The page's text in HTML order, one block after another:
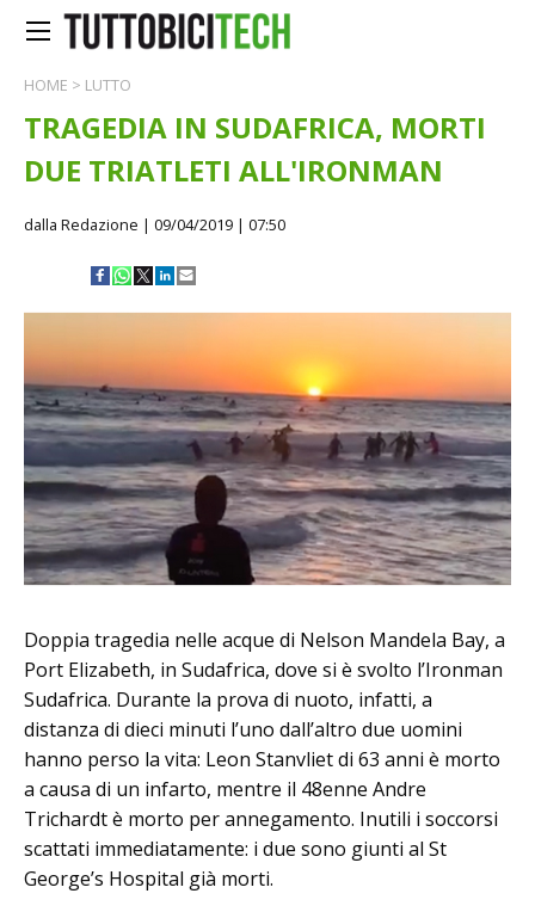
HOME > LUTTO
TRAGEDIA IN SUDAFRICA, MORTI
DUE TRIATLETI ALL'IRONMAN
dalla Redazione | 09/04/2019 | 07:50
Doppia tragedia nelle acque di Nelson Mandela Bay, a
Port Elizabeth, in Sudafrica, dove si è svolto l’Ironman
Sudafrica. Durante la prova di nuoto, infatti, a
distanza di dieci minuti l’uno dall’altro due uomini
hanno perso la vita: Leon Stanvliet di 63 anni è morto
a causa di un infarto, mentre il 48enne Andre
Trichardt è morto per annegamento. Inutili i soccorsi
scattati immediatamente: i due sono giunti al St
George’s Hospital già morti.